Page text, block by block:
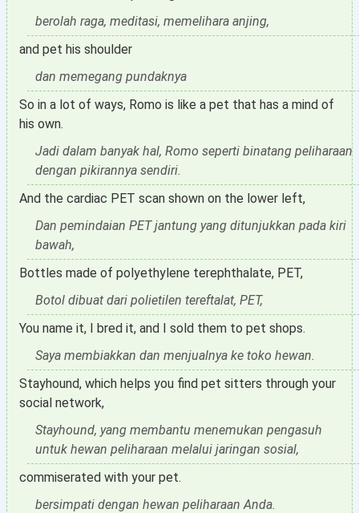
berolah raga, meditasi, memelihara anjing,
and pet his shoulder
dan memegang pundaknya
So in a lot of ways, Romo is like a pet that has a mind of
his own.
Jadi dalam banyak hal, Romo seperti binatang peliharaan
dengan pikirannya sendiri.
And the cardiac PET scan shown on the lower left,
Dan pemindaian PET jantung yang ditunjukkan pada kiri
bawah,
Bottles made of polyethylene terephthalate, PET,
Botol dibuat dari polietilen tereftalat, PET,
You name it, I bred it, and I sold them to pet shops.
Saya membiakkan dan menjualnya ke toko hewan.
Stayhound, which helps you find pet sitters through your
social network,
Stayhound, yang membantu menemukan pengasuh
untuk hewan peliharaan melalui jaringan sosial,
commiserated with your pet.
bersimpati dengan hewan peliharaan Anda.